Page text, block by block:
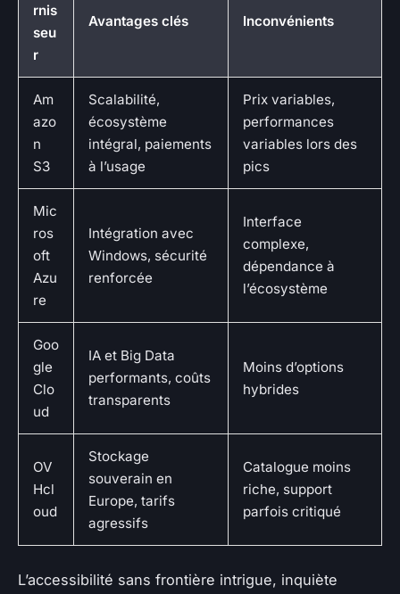
rnis
seu
r
Avantages clés Inconvénients
Am
azo
n
S3
Scalabilité,
écosystème
intégral, paiements
à l’usage
Prix variables,
performances
variables lors des
pics
Mic
ros
oft
Azu
re
Intégration avec
Windows, sécurité
renforcée
Interface
complexe,
dépendance à
l’écosystème
Goo
gle
Clo
ud
IA et Big Data
performants, coûts
transparents
Moins d’options
hybrides
OV
Hcl
oud
Stockage
souverain en
Europe, tarifs
agressifs
Catalogue moins
riche, support
parfois critiqué
L’accessibilité sans frontière intrigue, inquiète